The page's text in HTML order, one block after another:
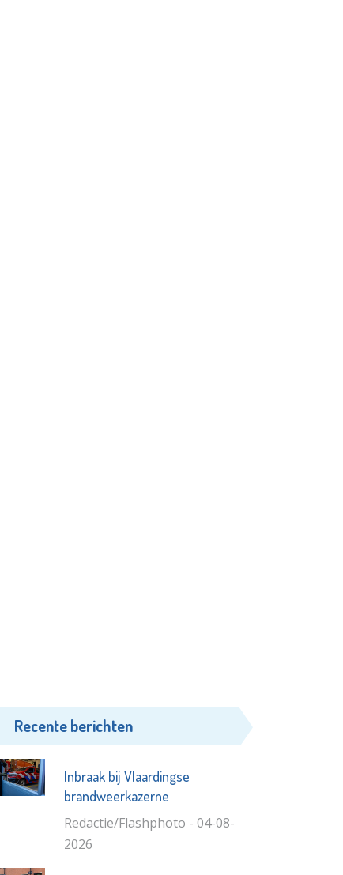
Recente berichten
Inbraak bij Vlaardingse
brandweerkazerne
Redactie/Flashphoto - 04-08-
2026